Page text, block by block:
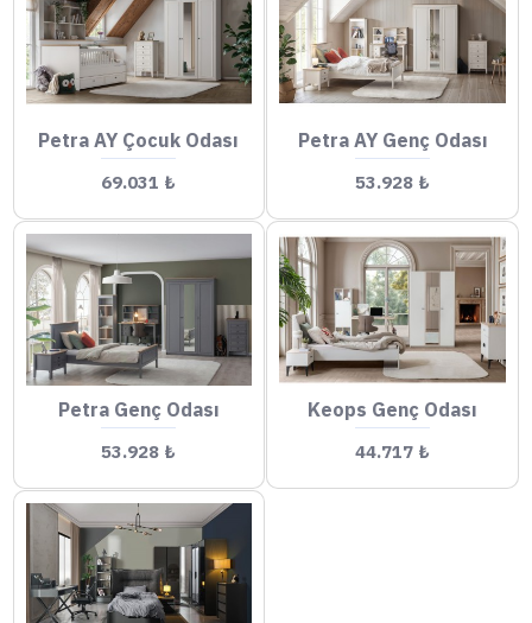
Petra AY Çocuk Odası
69.031 ₺
Petra AY Genç Odası
53.928 ₺
Petra Genç Odası
53.928 ₺
Keops Genç Odası
44.717 ₺